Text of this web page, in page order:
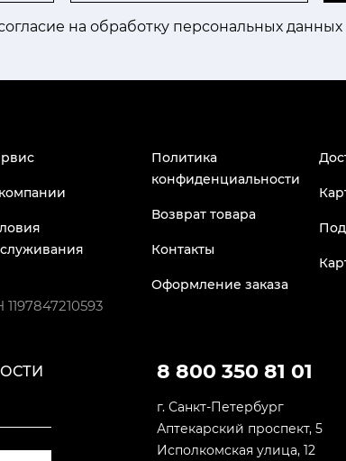
на обработку персональных данных
Политика
конфиденциальности
Возврат товара
Контакты
Оформление заказа
1197847210593
8 800 350 81 01
г. Санкт-Петербург
Аптекарский проспект, 5
Исполкомская улица, 12